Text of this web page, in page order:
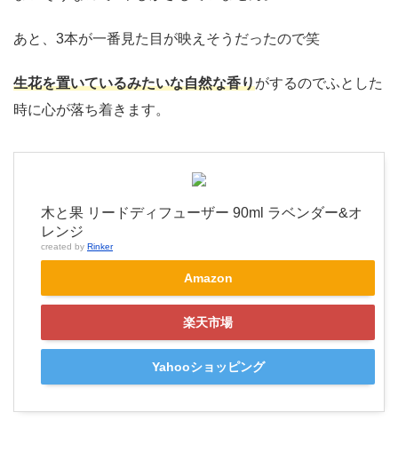
あと、3本が一番見た目が映えそうだったので笑
生花を置いているみたいな自然な香りがするのでふとした
時に心が落ち着きます。
木と果 リードディフューザー 90ml ラベンダー&オ
レンジ
created by Rinker
Amazon
楽天市場
Yahooショッピング